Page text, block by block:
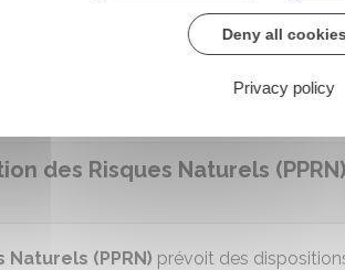
professionnelles contre les catastrophes
étape comment en bénéficier et être
des Risques Naturels
(PPRN) prévoit des
Deny all cookies
Privacy policy